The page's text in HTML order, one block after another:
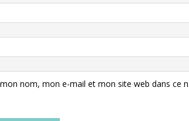
nom, mon e-mail et mon site web dans ce